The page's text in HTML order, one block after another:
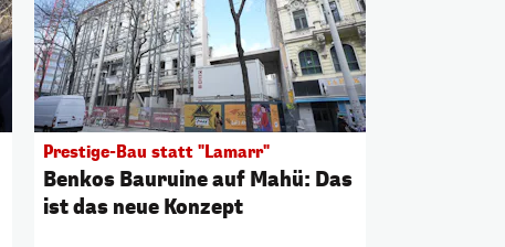
Prestige-Bau statt "Lamarr"
Benkos Bauruine auf Mahü: Das
ist das neue Konzept